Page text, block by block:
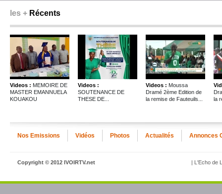
les + Récents
Videos : MEMOIRE DE
MASTER EMANNUELA
KOUAKOU
Videos :
SOUTENANCE DE
THESE DE...
Videos : Moussa
Dramé 2ème Edition de
la remise de Fauteuils...
la
Nos Emissions Vidéos Photos Actualités Annonces
Copyright © 2012 IVOIRTV.net | L'Echo de